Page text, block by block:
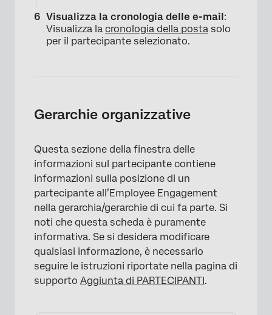
Visualizza la cronologia delle e-mail:
Visualizza la cronologia della posta solo
per il partecipante selezionato.
Gerarchie organizzative
Questa sezione della finestra delle
informazioni sul partecipante contiene
informazioni sulla posizione di un
partecipante all’Employee Engagement
nella gerarchia/gerarchie di cui fa parte. Si
noti che questa scheda è puramente
informativa. Se si desidera modificare
qualsiasi informazione, è necessario
seguire le istruzioni riportate nella pagina di
supporto Aggiunta di PARTECIPANTI.